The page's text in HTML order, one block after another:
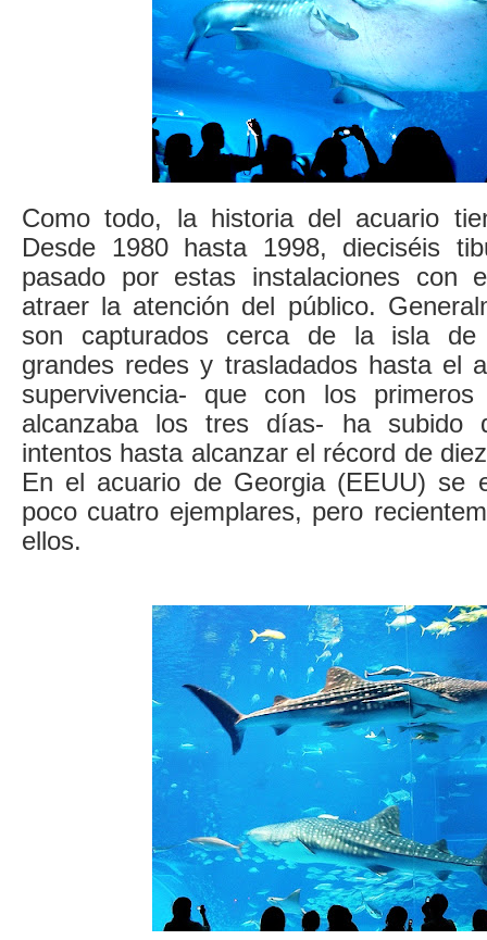
Como todo, la historia del acuario
Desde 1980 hasta 1998, dieciséis
pasado por estas instalaciones con
atraer la atención del público.
son capturados cerca de la isla de
grandes redes y trasladados hasta el
supervivencia- que con los primeros
alcanzaba los tres días- ha subido
intentos hasta alcanzar el récord de
En el acuario de Georgia (EEUU) se
poco cuatro ejemplares, pero
ellos.